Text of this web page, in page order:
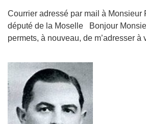
Courrier adressé par mail à Monsieur
député de la Moselle Bonjour
permets, à nouveau, de m’adresser